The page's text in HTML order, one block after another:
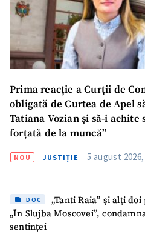
Prima reacție a Curții de
obligată de Curtea de Apel
Tatiana Vozian și să-i
forțată de la muncă”
NOU JUSTIȚIE 5 august
DOC
„Tanti Raia” și alți
„În Slujba Moscovei”,
sentinței